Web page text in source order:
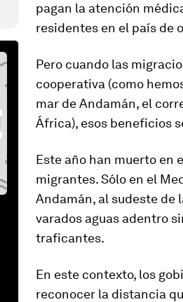
pagan la atención
residentes en el país de
Pero cuando las
cooperativa (como
mar de Andamán, el
África), esos beneficios
Este año han muerto en
migrantes. Sólo en el
Andamán, al sudeste de
varados aguas adentro
traficantes.
En este contexto, los
reconocer la distancia